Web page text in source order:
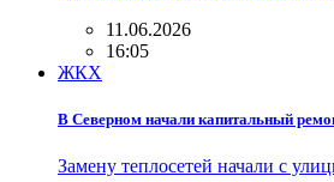
11.06.2026
16:05
ЖКХ
В Северном начали капитальный
Замену теплосетей начали с